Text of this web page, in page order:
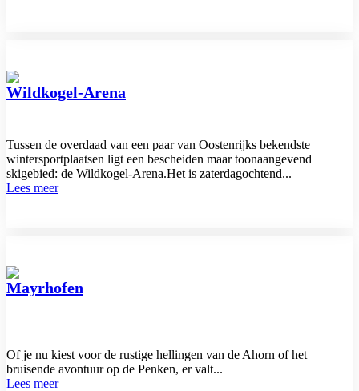
Wildkogel-Arena
Tussen de overdaad van een paar van Oostenrijks bekendste
wintersportplaatsen ligt een bescheiden maar toonaangevend
skigebied: de Wildkogel-Arena.Het is zaterdagochtend...
Lees meer
Mayrhofen
Of je nu kiest voor de rustige hellingen van de Ahorn of het
bruisende avontuur op de Penken, er valt...
Lees meer